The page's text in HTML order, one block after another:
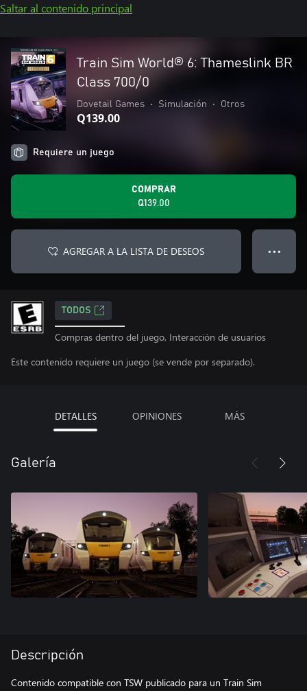
Saltar al contenido principal
Train Sim World® 6: Thameslink BR
Class 700/0
Dovetail Games • Simulación • Otros
Q139.00
Requiere un juego
COMPRAR
Q139.00
AGREGAR A LA LISTA DE DESEOS ● ● ●
TODOS
Compras dentro del juego, Interacción de usuarios
Este contenido requiere un juego (se vende por separado).
DETALLES OPINIONES MÁS
Galería
Descripción
Contenido compatible con TSW publicado para un Train Sim